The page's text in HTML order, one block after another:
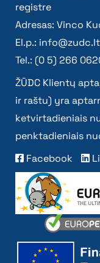
registre
Adresas: Vinco
El.p.: info@zudc.lt
Tel.: (0 5) 266
ŽŪDC Klientų
ir raštu) yra
ketvirtadieniais
penktadieniais
Facebook